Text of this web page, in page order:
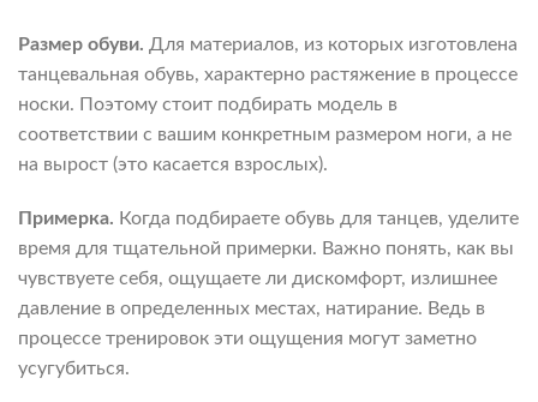
Размер обуви. Для материалов, из которых изготовлена
танцевальная обувь, характерно растяжение в процессе
носки. Поэтому стоит подбирать модель в
соответствии с вашим конкретным размером ноги, а не
на вырост (это касается взрослых).
Примерка. Когда подбираете обувь для танцев, уделите
время для тщательной примерки. Важно понять, как вы
чувствуете себя, ощущаете ли дискомфорт, излишнее
давление в определенных местах, натирание. Ведь в
процессе тренировок эти ощущения могут заметно
усугубиться.